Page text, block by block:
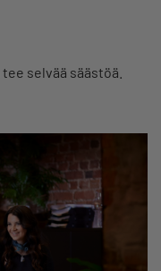
selvää säästöä.